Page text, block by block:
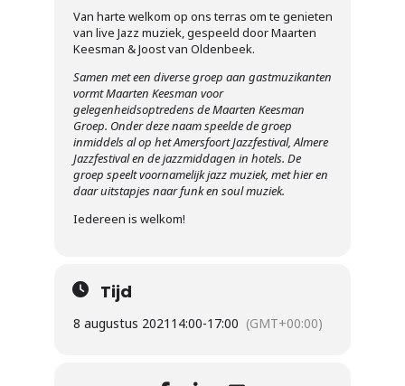
Van harte welkom op ons terras om te genieten
van live Jazz muziek, gespeeld door Maarten
Keesman & Joost van Oldenbeek.
Samen met een diverse groep aan gastmuzikanten
vormt Maarten Keesman voor
gelegenheidsoptredens de Maarten Keesman
Groep. Onder deze naam speelde de groep
inmiddels al op het Amersfoort Jazzfestival, Almere
Jazzfestival en de jazzmiddagen in hotels. De
groep speelt voornamelijk jazz muziek, met hier en
daar uitstapjes naar funk en soul muziek.
Iedereen is welkom!
Tijd
8 augustus 2021 14:00-17:00 (GMT+00:00)